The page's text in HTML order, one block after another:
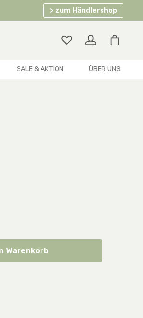
> zum Händlershop
SALE & AKTION ÜBER UNS
Wert ein oder
Warenkorb